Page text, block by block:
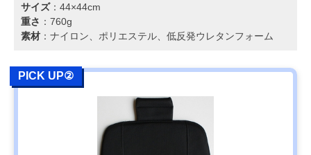
サイズ：44×44cm
重さ ：760g
素材 ：ナイロン、ポリエステル、低反発ウレタンフォーム
PICK UP②